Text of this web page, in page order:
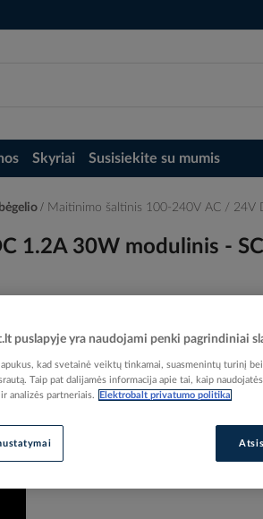
Skyriai Susisiekite su mumis
Maitinimo šaltinis 100-240V AC / 24V
30W modulinis -
Gamintojo prekės
Įtraukti į
puslapyje yra naudojami penki pagrindiniai
kad svetainė veiktų tinkamai, suasmenintų turinį
Taip pat dalijamės informacija apie tai, kaip
analizės partneriais.
Elektrobalt privatumo politika